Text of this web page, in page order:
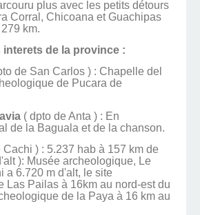
plus avec les petits détours
Corral, Chicoana et Guachipas
km.
interets de la province :
de San Carlos ) : Chapelle del
de Pucara de
( dpto de Anta ) : En
de la Baguala et de la chanson.
Cachi ) : 5.237 hab à 157 km de
): Musée archeologique, Le
a 6.720 m d'alt, le site
Las Pailas à 16km au nord-est du
de la Paya à 16 km au